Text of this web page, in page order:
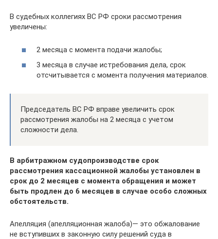
В судебных коллегиях ВС РФ сроки рассмотрения
увеличены:
2 месяца с момента подачи жалобы;
3 месяца в случае истребования дела, срок
отсчитывается с момента получения материалов.
Председатель ВС РФ вправе увеличить срок
рассмотрения жалобы на 2 месяца с учетом
сложности дела.
В арбитражном судопроизводстве срок
рассмотрения кассационной жалобы установлен в
срок до 2 месяцев с момента обращения и может
быть продлен до 6 месяцев в случае особо сложных
обстоятельств.
Апелляция (апелляционная жалоба)— это обжалование
не вступивших в законную силу решений суда в